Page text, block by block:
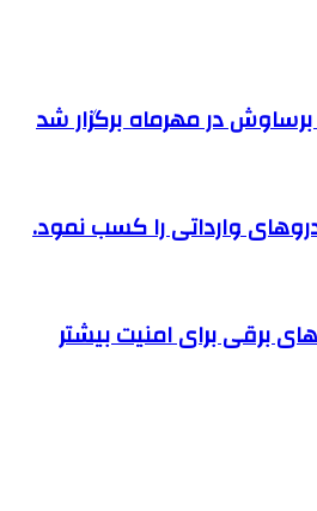
در مهرماه برگزار شد
وارداتی را کسب نمود.